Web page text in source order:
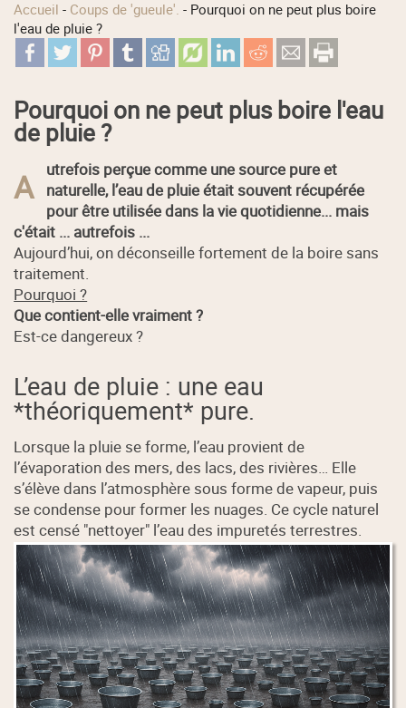
Accueil - Coups de 'gueule'. - Pourquoi on ne peut plus boire
l'eau de pluie ?
Pourquoi on ne peut plus boire l'eau
de pluie ?
A
utrefois perçue comme une source pure et
naturelle, l’eau de pluie était souvent récupérée
pour être utilisée dans la vie quotidienne... mais
c'était ... autrefois ...
Aujourd’hui, on déconseille fortement de la boire sans
traitement.
Pourquoi ?
Que contient-elle vraiment ?
Est-ce dangereux ?
L’eau de pluie : une eau
*théoriquement* pure.
Lorsque la pluie se forme, l’eau provient de
l’évaporation des mers, des lacs, des rivières… Elle
s’élève dans l’atmosphère sous forme de vapeur, puis
se condense pour former les nuages. Ce cycle naturel
est censé "nettoyer" l’eau des impuretés terrestres.